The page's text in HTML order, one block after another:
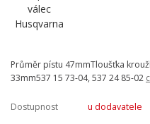
Průměr pístu 47mmTloušťka
33mm537 15 73-04, 537 24 85-02
Dostupnost u dodavatele